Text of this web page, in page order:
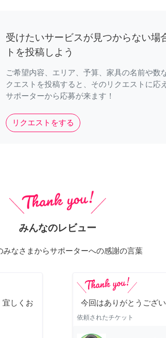
受けたいサービスが見つからない場
トを投稿しよう
ご希望内容、エリア、予算、家具の名前や数
クエストを投稿すると、そのリクエストに応
サポーターから応募が来ます！
リクエストをする
みんなのレビュー
みなさまからサポーターへの感謝の言葉
宜しくお
今回はありがとうござ
依頼されたチケット